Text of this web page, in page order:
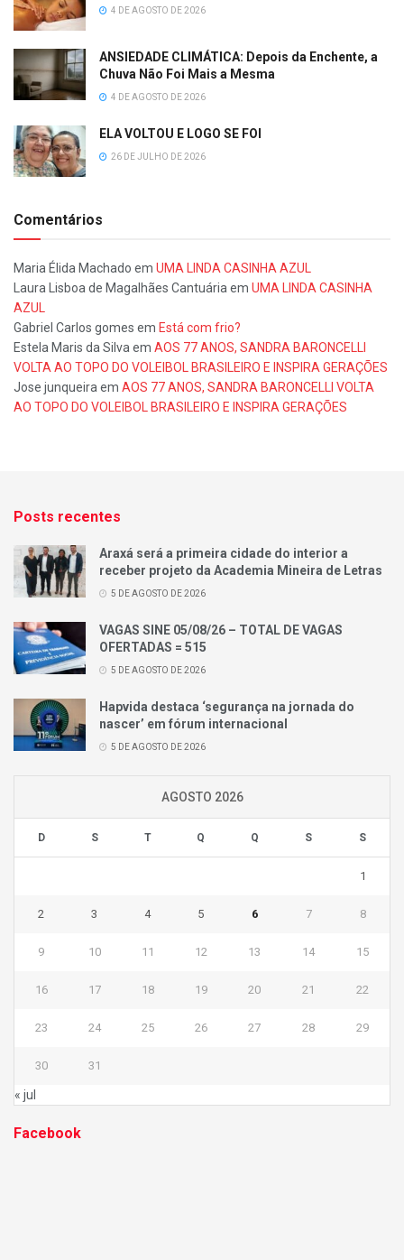
4 DE AGOSTO DE 2026
ANSIEDADE CLIMÁTICA: Depois da Enchente, a
Chuva Não Foi Mais a Mesma
4 DE AGOSTO DE 2026
ELA VOLTOU E LOGO SE FOI
26 DE JULHO DE 2026
Comentários
Maria Élida Machado em UMA LINDA CASINHA AZUL
Laura Lisboa de Magalhães Cantuáriaem UMA LINDA CASINHA
AZUL
Gabriel Carlos gomes em Está com frio?
Estela Maris da Silvaem AOS 77 ANOS, SANDRA BARONCELLI
VOLTA AO TOPO DO VOLEIBOL BRASILEIRO E INSPIRA GERAÇÕES
Jose junqueiraem AOS 77 ANOS, SANDRA BARONCELLI VOLTA
AO TOPO DO VOLEIBOL BRASILEIRO E INSPIRA GERAÇÕES
Posts recentes
Araxá será a primeira cidade do interior a
receber projeto da Academia Mineira de Letras
5 DE AGOSTO DE 2026
VAGAS SINE 05/08/26 – TOTAL DE VAGAS
OFERTADAS = 515
5 DE AGOSTO DE 2026
Hapvida destaca ‘segurança na jornada do
nascer’ em fórum internacional
5 DE AGOSTO DE 2026
AGOSTO 2026
D S T Q Q S S
1
2 3 4 5 6 7 8
9 10 11 12 13 14 15
16 17 18 19 20 21 22
23 24 25 26 27 28 29
30 31
« jul
Facebook